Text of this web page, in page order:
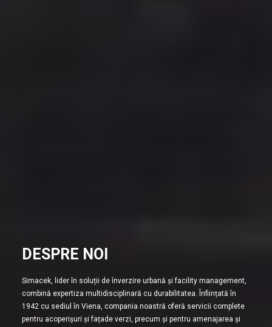
DESPRE NOI
Simacek, lider în soluții de înverzire urbană și facility management,
combină expertiza multidisciplinară cu durabilitatea. Înființată în
1942 cu sediul în Viena, compania noastră oferă servicii complete
pentru acoperișuri și fațade verzi, precum și pentru amenajarea și